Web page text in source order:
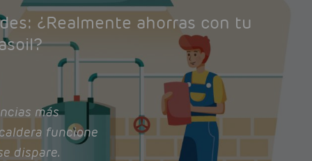
¿Realmente ahorras con tu
más
funcione
dispare.